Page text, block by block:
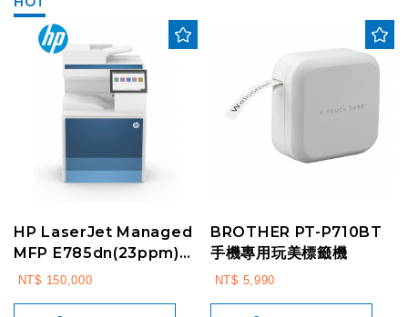
HP LaserJet Managed
MFP E785dn(23ppm)
A3彩色雷射智能複合機(...
NT$ 150,000
BROTHER PT-P710BT
手機專用玩美標籤機
NT$ 5,990